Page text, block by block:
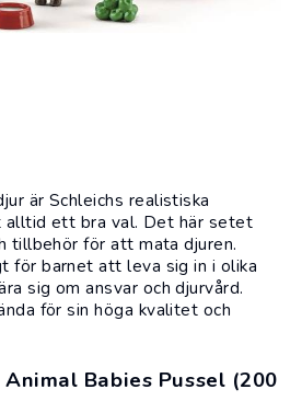
är Schleichs realistiska
alltid ett bra val. Det här setet
tillbehör för att mata djuren.
för barnet att leva sig in i olika
sig om ansvar och djurvård.
för sin höga kvalitet och
Babies Pussel (200